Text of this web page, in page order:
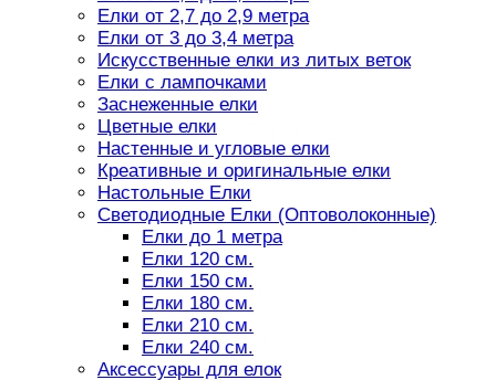
Елки от 2,7 до 2,9 метра
Елки от 3 до 3,4 метра
Искусственные елки из литых веток
Елки с лампочками
Заснеженные елки
Цветные елки
Настенные и угловые елки
Креативные и оригинальные елки
Настольные Елки
Светодиодные Елки (Оптоволоконные)
Елки до 1 метра
Елки 120 см.
Елки 150 см.
Елки 180 см.
Елки 210 см.
Елки 240 см.
Аксессуары для елок